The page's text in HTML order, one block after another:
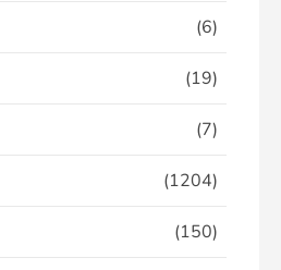
(6)
(19)
(7)
(1204)
(150)